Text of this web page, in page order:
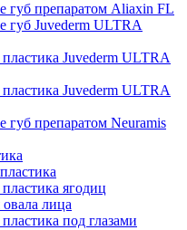
губ препаратом Aliaxin FL
губ Juvederm ULTRA
Juvederm ULTRA
Juvederm ULTRA
губ препаратом Neuramis
ягодиц
лица
под глазами